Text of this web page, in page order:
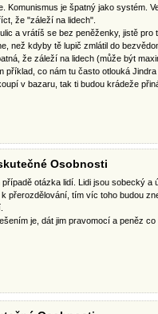
Komunismus je špatný jako systém.
že "záleží na lidech".
a vrátíš se bez peněženky, jistě pro
než kdyby tě lupič zmlátil do
že záleží na lidech (může být
příklad, co nám tu často otlouká
v bazaru, tak ti budou krádeže
Osobnosti
otázka lidí. Lidi jsou sobecký a
přerozdělování, tím víc toho budou
je, dát jim pravomocí a peněz